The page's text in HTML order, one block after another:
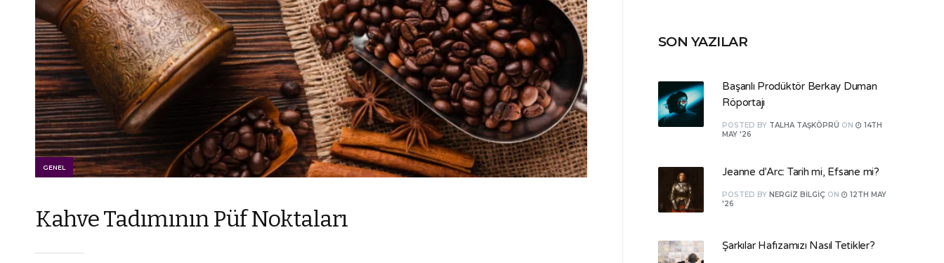
GENEL
Kahve Tadımının Püf Noktaları
SON YAZILAR
Başarılı Prodüktör Berkay Duman
Röportajı
POSTED BY TALHA TAŞKÖPRÜ ON
14TH
MAY '26
Jeanne d’Arc: Tarih mi, Efsane mi?
POSTED BY NERGIZ BILGIÇ ON
12TH MAY
'26
Şarkılar Hafızamızı Nasıl Tetikler?